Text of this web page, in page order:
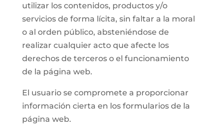
utilizar los contenidos, productos y/o
servicios de forma lícita, sin faltar a la moral
o al orden público, absteniéndose de
realizar cualquier acto que afecte los
derechos de terceros o el funcionamiento
de la página web.
El usuario se compromete a proporcionar
información cierta en los formularios de la
página web.